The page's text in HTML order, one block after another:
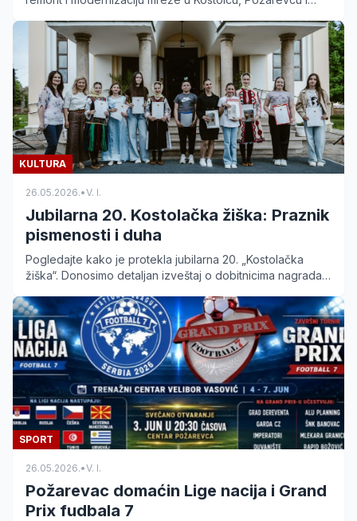
KULTURA
26.05.2026.•V. I.
Jubilarna 20. Kostolačka žiška: Praznik
pismenosti i duha
Pogledajte kako je protekla jubilarna 20. „Kostolačka
žiška“. Donosimo detaljan izveštaj o dobitnicima nagrada i
SPORT
26.05.2026.•V. I.
Požarevac domaćin Lige nacija i Grand
Prix fudbala 7